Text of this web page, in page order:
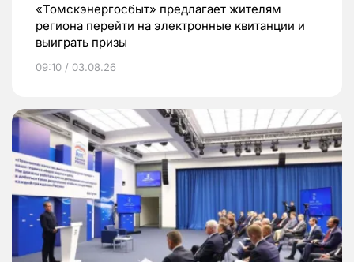
«Томскэнергосбыт» предлагает жителям
региона перейти на электронные квитанции и
выиграть призы
09:10 / 03.08.26